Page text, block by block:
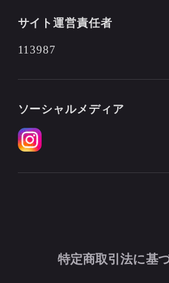
サイト運営責任者
113987
ソーシャルメディア
特定商取引法に基